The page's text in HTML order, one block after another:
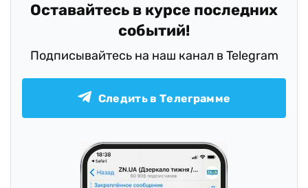
Оставайтесь в курсе последних
событий!
Подписывайтесь на наш канал в Telegram
Следить в Телеграмме